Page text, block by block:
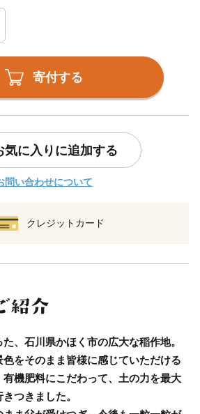
寄付する
気に入りに追加する
問い合わせについて
クレジットカード
、石川県かほく市の広大な稲作地。
をそのまま皆様に感じていただける
有機肥料にこだわって、土の力を最大
つきました。